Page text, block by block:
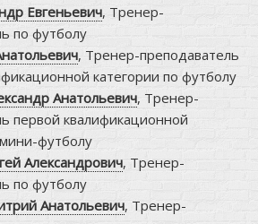
Евгеньевич, Тренер-
по футболу
, Тренер-преподаватель
категории по футболу
Анатольевич, Тренер-
первой квалификационной
футболу
Александрович, Тренер-
по футболу
Анатольевич, Тренер-